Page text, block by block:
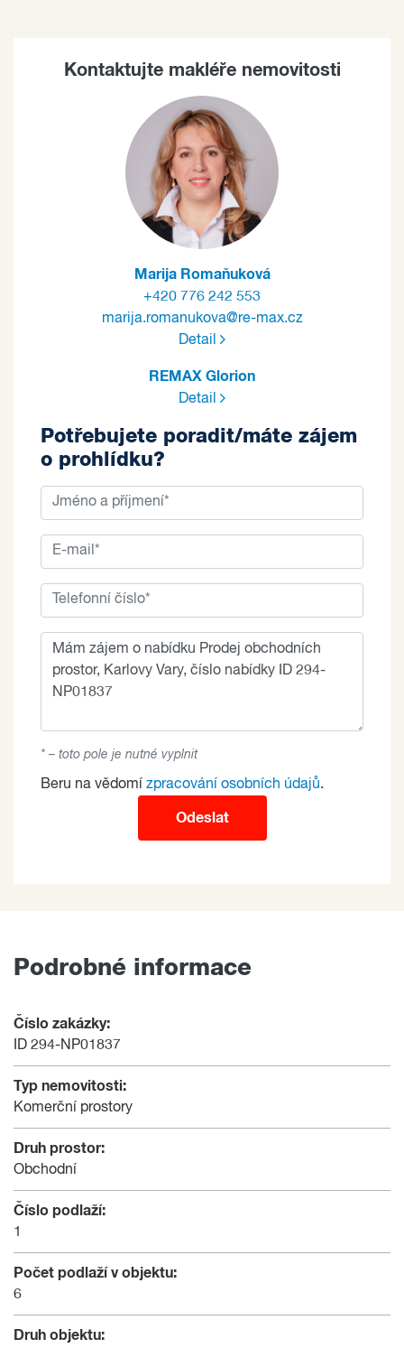
Kontaktujte makléře nemovitosti
Marija Romaňuková
+420 776 242 553
marija.romanukova@re-max.cz
Detail
REMAX Glorion
Detail
Potřebujete poradit/máte zájem
o prohlídku?
* – toto pole je nutné vyplnit
Beru na vědomí zpracování osobních údajů.
Odeslat
Podrobné informace
Číslo zakázky:
ID 294-NP01837
Typ nemovitosti:
Komerční prostory
Druh prostor:
Obchodní
Číslo podlaží:
1
Počet podlaží v objektu:
6
Druh objektu: